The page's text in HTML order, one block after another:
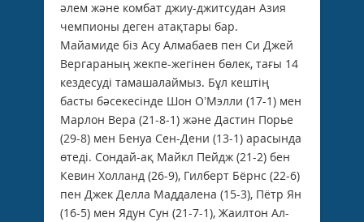
әлем және комбат джиу-джитсудан Азия
чемпионы деген атақтары бар.
Майамиде біз Асу Алмабаев пен Си Джей
Вергараның жекпе-жегінен бөлек, тағы 14
кездесуді тамашалаймыз. Бұл кештің
басты бәсекесінде Шон О’Мэлли (17-1) мен
Мар­лон Вера (21-8-1) және Дастин Порье
(29-8) мен Бенуа Сен-Дени (13-1) арасында
өтеді. Сондай-ақ Майкл Пейдж (21-2) бен
Кевин Холланд (26-9), Гилберт Бёрнс (22-6)
пен Джек Делла Маддалена (15-3), Пётр Ян
(16-5) мен Ядун Сун (21-7-1), Жаилтон Ал­